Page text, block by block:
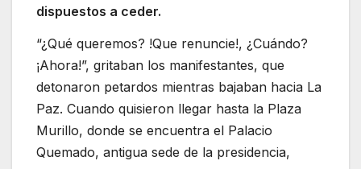
dispuestos a ceder.
“¿Qué queremos? !Que renuncie!, ¿Cuándo?
¡Ahora!”, gritaban los manifestantes, que
detonaron petardos mientras bajaban hacia La
Paz. Cuando quisieron llegar hasta la Plaza
Murillo, donde se encuentra el Palacio
Quemado, antigua sede de la presidencia,